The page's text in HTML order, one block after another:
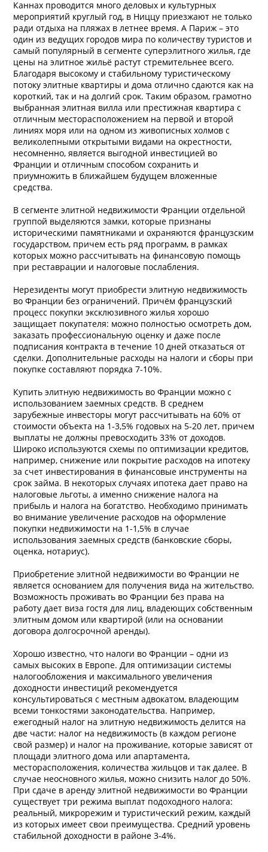
Каннах проводится много деловых и культурных
мероприятий круглый год, в Ниццу приезжают не только
ради отдыха на пляжах в летнее время. А Париж – это
один из ведущих городов мира по количеству туристов и
самый популярный в сегменте суперэлитного жилья, где
цены на элитное жильё растут стремительнее всего.
Благодаря высокому и стабильному туристическому
потоку элитные квартиры и дома отлично сдаются как на
короткий, так и на долгий срок. Таким образом, грамотно
выбранная элитная вилла или престижная квартира с
отличным месторасположением на первой и второй
линиях моря или на одном из живописных холмов с
великолепными открытыми видами на окрестности,
несомненно, является выгодной инвестицией во
Франции и отличным способом сохранить и
приумножить в ближайшем будущем вложенные
средства.
В сегменте элитной недвижимости Франции отдельной
группой выделяются замки, которые признаны
историческими памятниками и охраняются французским
государством, причем есть ряд программ, в рамках
которых можно рассчитывать на финансовую помощь
при реставрации и налоговые послабления.
Нерезиденты могут приобрести элитную недвижимость
во Франции без ограничений. Причём французский
процесс покупки эксклюзивного жилья хорошо
защищает покупателя: можно полностью осмотреть дом,
заказать профессиональную оценку и даже после
подписания контракта в течение 10 дней отказаться от
сделки. Дополнительные расходы на налоги и сборы при
покупке составляют порядка 7-10%.
Купить элитную недвижимость во Франции можно с
использованием заемных средств. В среднем
зарубежные инвесторы могут рассчитывать на 60% от
стоимости объекта на 1-3,5% годовых на 5-20 лет, причем
выплаты не должны превосходить 33% от доходов.
Широко используются схемы по оптимизации кредитов,
например, снижение или покрытие расходов на ипотеку
за счет инвестирования в финансовые инструменты на
срок займа. В некоторых случаях ипотека дает право на
налоговые льготы, а именно снижение налога на
прибыль и налога на богатство. Необходимо принимать
во внимание увеличение расходов на оформление
покупки недвижимости на 1-1,5% в случае
использования заемных средств (банковские сборы,
оценка, нотариус).
Приобретение элитной недвижимости во Франции не
является основанием для получения вида на жительство.
Возможность проживать во Франции без права на
работу дает виза гостя для лиц, владеющих собственным
элитным домом или квартирой (или на основании
договора долгосрочной аренды).
Хорошо известно, что налоги во Франции – одни из
самых высоких в Европе. Для оптимизации системы
налогообложения и максимального увеличения
доходности инвестиций рекомендуется
консультироваться с местным адвокатом, владеющим
всеми тонкостями законодательства. Например,
ежегодный налог на элитную недвижимость делится на
две части: налог на недвижимость (в каждом регионе
свой размер) и налог на проживание, которые зависят от
площади элитного дома или апартамента,
месторасположения, количества жильцов и так далее. В
случае неосновного жилья, можно снизить налог до 50%.
При сдаче в аренду элитной недвижимости во Франции
существует три режима выплат подоходного налога:
реальный, микрорежим и туристический режим, каждый
из которых имеет свои преимущества. Средний уровень
стабильной доходности в районе 3-4%.